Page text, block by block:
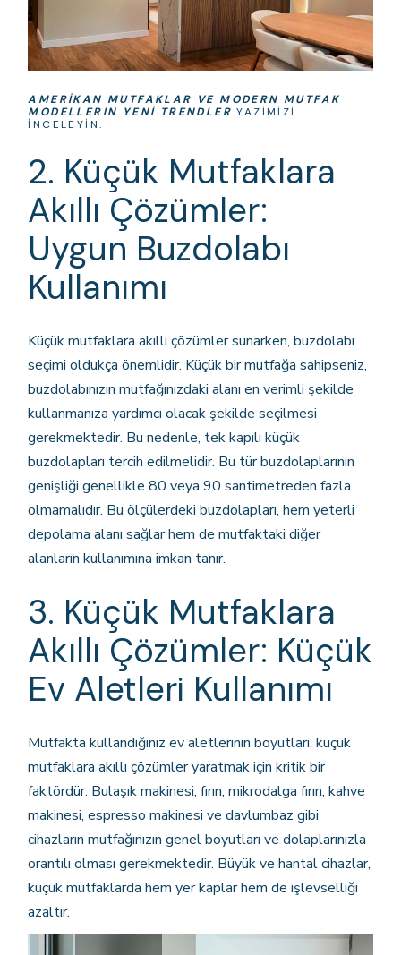
AMERIKAN MUTFAKLAR VE MODERN MUTFAK
MODELLERIN YENI TRENDLER YAZIMIZI
INCELEYIN.
2. Küçük Mutfaklara
Akıllı Çözümler:
Uygun Buzdolabı
Kullanımı
Küçük mutfaklara akıllı çözümler sunarken, buzdolabı
seçimi oldukça önemlidir. Küçük bir mutfağa sahipseniz,
buzdolabınızın mutfağınızdaki alanı en verimli şekilde
kullanmanıza yardımcı olacak şekilde seçilmesi
gerekmektedir. Bu nedenle, tek kapılı küçük
buzdolapları tercih edilmelidir. Bu tür buzdolaplarının
genişliği genellikle 80 veya 90 santimetreden fazla
olmamalıdır. Bu ölçülerdeki buzdolapları, hem yeterli
depolama alanı sağlar hem de mutfaktaki diğer
alanların kullanımına imkan tanır.
3. Küçük Mutfaklara
Akıllı Çözümler: Küçük
Ev Aletleri Kullanımı
Mutfakta kullandığınız ev aletlerinin boyutları, küçük
mutfaklara akıllı çözümler yaratmak için kritik bir
faktördür. Bulaşık makinesi, fırın, mikrodalga fırın, kahve
makinesi, espresso makinesi ve davlumbaz gibi
cihazların mutfağınızın genel boyutları ve dolaplarınızla
orantılı olması gerekmektedir. Büyük ve hantal cihazlar,
küçük mutfaklarda hem yer kaplar hem de işlevselliği
azaltır.